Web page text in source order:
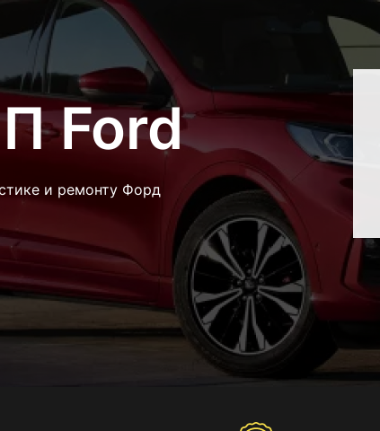
Ford
и ремонту Форд